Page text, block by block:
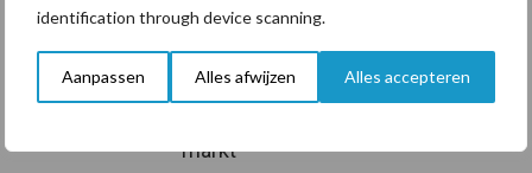
identification through device scanning.
Aanpassen Alles afwijzen Alles accepteren
ForFarmers ziet volume en
marktaandeel groeien in
markt